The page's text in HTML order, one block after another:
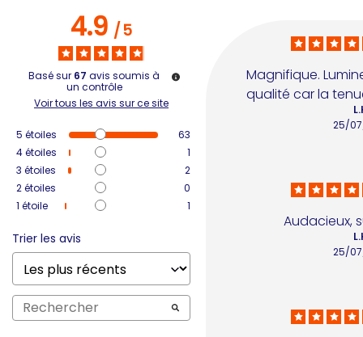
4.9/5
Basé sur 67 avis soumis à
un contrôle
Voir tous les avis sur ce site
5 étoiles
63
4étoiles
1
3 étoiles
2
2étoiles
0
1 étoile 1
Trier les avis
Magnifique.
qualité car la
25/
Audacieux,
25/